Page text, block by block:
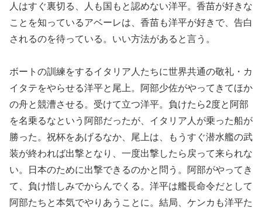
人はすぐ裏切る、人も国もと認めない洋平。香苗が好きな
ことを知っているアベーレは、香苗も洋平が好きで、告白
されるのを待っている。いい方法があると言う。
ボートの訓練をするイタリア人たちに世界共通の敬礼・カ
イタテをやらせる洋平と尾上。阿部少佐がやってきてほか
の舟と競漕させる。受けて立つ洋平。負けたら2度と阿部
を名乗るなという阿部だったが、イタリア人が乗った船が
勝った。祝杯をあげるなか、尾上は、もうすぐ潜水艦の武
装が終われば出撃となり、一度出撃したら戻って来られな
い。日本のために出撃できるのかと問う。阿部がやってき
て、負け惜しみでからんでくる。洋平は艦長命令だとして
阿部たちと本気でやりあうことに。結局、ケンカも洋平た